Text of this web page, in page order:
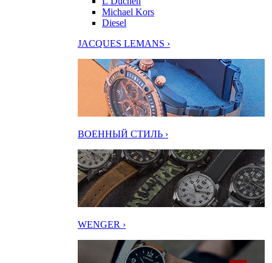
Michael Kors
Diesel
JACQUES LEMANS ›
ВОЕННЫЙ СТИЛЬ ›
WENGER ›